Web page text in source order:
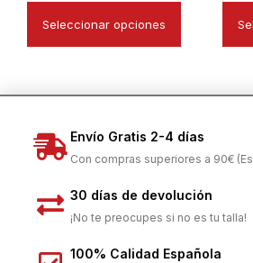
Seleccionar opciones
Envío Gratis 2-4 días
Con compras superiores a 90€
30 días de devolución
¡No te preocupes si no es tu talla!
100% Calidad Española